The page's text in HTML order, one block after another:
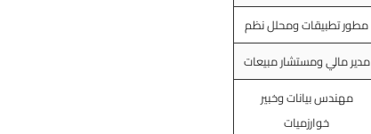
مطور تطبيقات ومحلل نظم
مدير مالي ومستشار مبيعات
مهندس بيانات وخبير
خوارزميات